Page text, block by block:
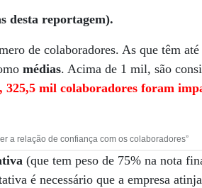
desta reportagem).
de colaboradores. As que têm
médias. Acima de 1 mil, são
325,5 mil colaboradores foram
a relação de confiança com os colaboradores”
(que tem peso de 75% na nota
é necessário que a empresa